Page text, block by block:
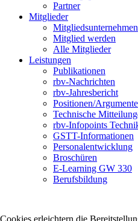
Partner
Mitglieder
Mitgliedsunternehmen
Mitglied werden
Alle Mitglieder
Leistungen
Publikationen
rbv-Nachrichten
rbv-Jahresbericht
Positionen/Argumente
Technische
rbv-Infopoints
GSTT-Informationen
Personalentwicklung
Broschüren
E-Learning GW 330
Berufsbildung
Cookies erleichtern die